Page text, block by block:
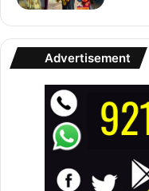
Advertisement